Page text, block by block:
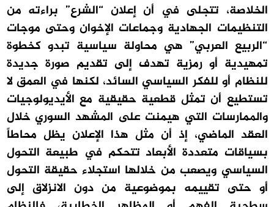
الخلاصة، تتجلى في أن إعلان “الشرع” براءته من
التنظيمات الجهادية وجماعات الإخوان وحتى موجات
“الربيع العربي” هي محاولة سياسية تبدو كخطوة
تمهيدية أو رمزية تهدف إلى تقديم صورة جديدة
للنظام أو للفكر السياسي السائد، لكنها في العمق لا
تستطيع أن تمثل قطعية حقيقية مع الأيديولوجيات
والممارسات التي هيمنت على المشهد السوري خلال
العقد الماضي، إذ أن مثل هذا الإعلان يظل محاطاً
بسياقات متعددة الأبعاد تتحكم في طبيعة التحول
السياسي ويصعب من خلالها استجلاء حقيقة التحول
أو حتى تقييمه بموضوعية من دون الانزلاق إلى